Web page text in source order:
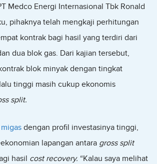
Medco Energi Internasional Tbk Ronald
pihaknya telah mengkaji perhitungan
kontrak bagi hasil yang terdiri dari
dua blok gas. Dari kajian tersebut,
blok minyak dengan tingkat
tinggi masih cukup ekonomis
split.
dengan profil investasinya tinggi,
lapangan antara gross split
hasil cost recovery. “Kalau saya melihat